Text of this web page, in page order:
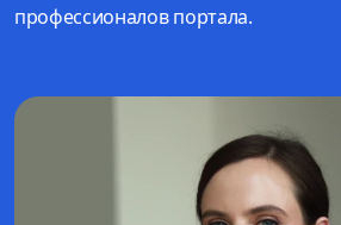
профессионалов портала.